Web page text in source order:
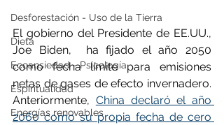
Desforestación - Uso de la Tierra
Dieta
Ecoansiedad - Psicología
Espiritualidad
Energías renovables
El gobierno del Presidente de EE.UU.,
Joe Biden,  ha fijado el año 2050
como fecha límite para emisiones
netas de gases de efecto invernadero.
Anteriormente, China declaró el año
2060 como su propia fecha de cero